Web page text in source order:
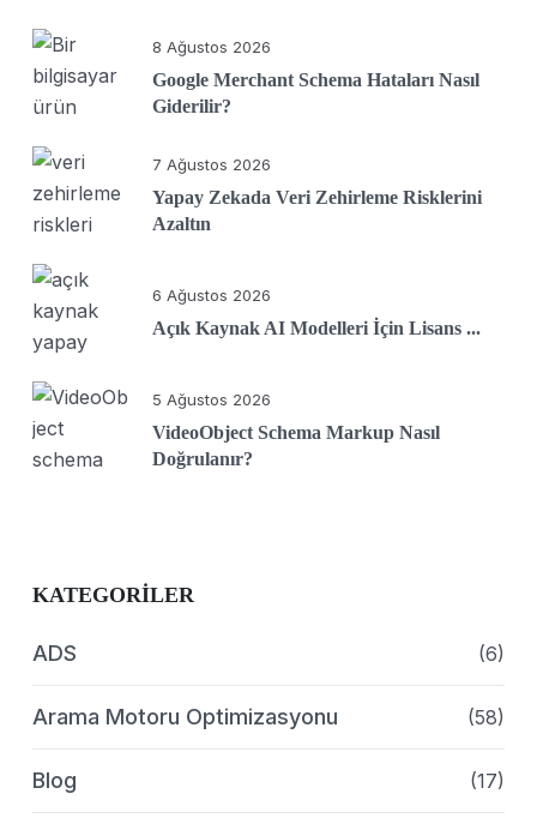
8 Ağustos 2026
Google Merchant Schema Hataları Nasıl
Giderilir?
7 Ağustos 2026
Yapay Zekada Veri Zehirleme Risklerini
Azaltın
6 Ağustos 2026
Açık Kaynak AI Modelleri İçin Lisans ...
5 Ağustos 2026
VideoObject Schema Markup Nasıl
Doğrulanır?
KATEGORILER
ADS (6)
Arama Motoru Optimizasyonu (58)
Blog (17)